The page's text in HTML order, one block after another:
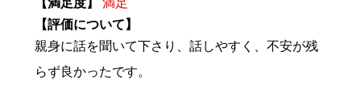
【満足度】
満足
【評価について】
親身に話を聞いて下さり、話しやすく、不安が残
らず良かったです。